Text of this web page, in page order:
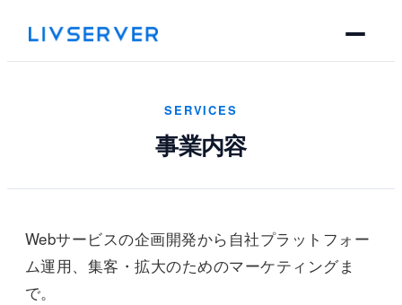
SERVICES
事業内容
Webサービスの企画開発から自社プラットフォー
ム運用、集客・拡大のためのマーケティングま
で。